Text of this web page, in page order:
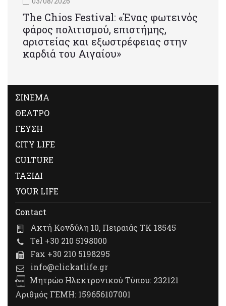
Τhe Chios Festival: «Ένας φωτεινός
φάρος πολιτισμού, επιστήμης,
αριστείας και εξωστρέφειας στην
καρδιά του Αιγαίου»
ΣΙΝΕΜΑ
ΘΕΑΤΡΟ
ΓΕΥΣΗ
CITY LIFE
CULTURE
ΤΑΞΙΔΙ
YOUR LIFE
Contact
Ακτή Κονδύλη 10, Πειραιάς ΤΚ 18545
Tel +30 210 5198000
Fax +30 210 5198295
info@clickatlife.gr
Μητρώο Ηλεκτρονικού Τύπου: 232121
Αριθμός ΓΕΜΗ: 159656107001